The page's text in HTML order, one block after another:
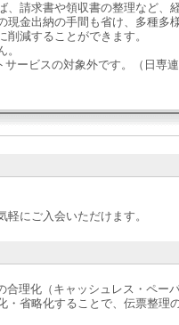
請求書や領収書の整理など、
金出納の手間も省け、多種多
減することができます。
ービスの対象外です。（日専
にご入会いただけます。
理化（キャッシュレス・ペー
省略化することで、伝票整理